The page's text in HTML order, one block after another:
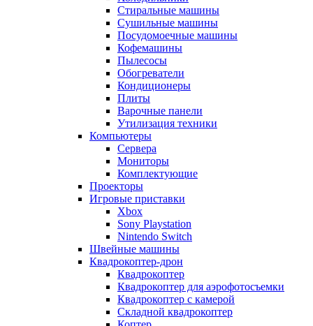
Стиральные машины
Сушильные машины
Посудомоечные машины
Кофемашины
Пылесосы
Обогреватели
Кондиционеры
Плиты
Варочные панели
Утилизация техники
Компьютеры
Сервера
Мониторы
Комплектующие
Проекторы
Игровые приставки
Xbox
Sony Playstation
Nintendo Switch
Швейные машины
Квадрокоптер-дрон
Квадрокоптер
Квадрокоптер для аэрофотосъемки
Квадрокоптер с камерой
Складной квадрокоптер